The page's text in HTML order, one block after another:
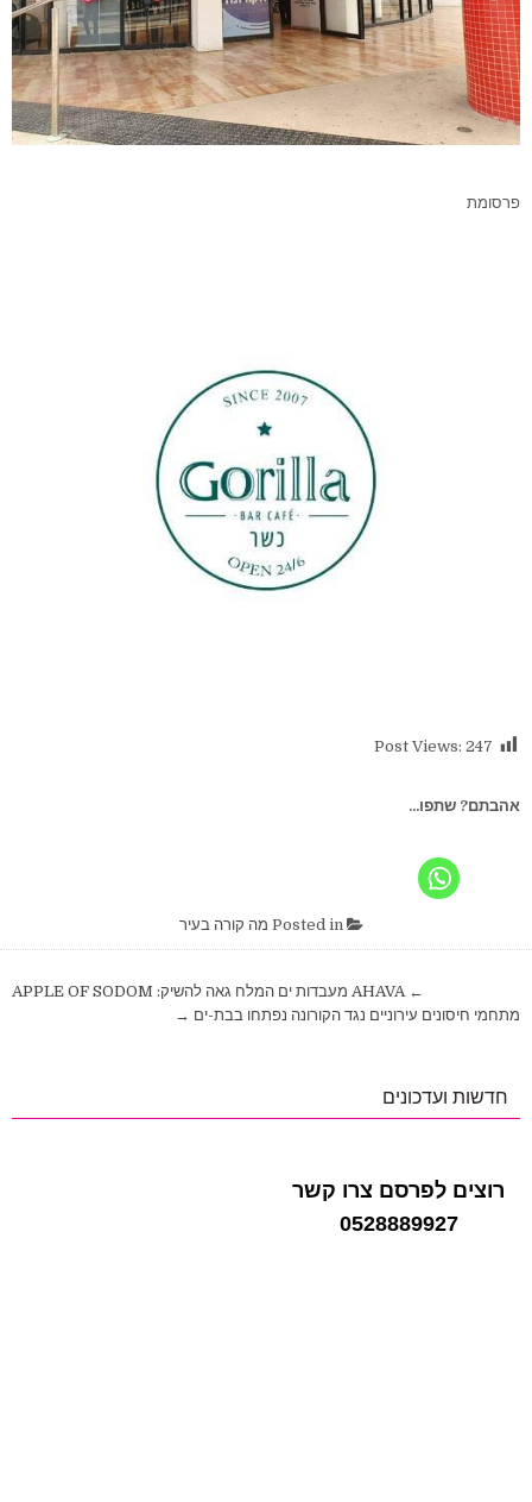
פרסומת
Post Views: 247
אהבתם? שתפו...
מה קורה בעיר
← AHAVA מעבדות ים המלח גאה להשיק: APPLE OF SODOM
מתחמי חיסונים עירוניים נגד הקורונה נפתחו בבת-ים →
חדשות ועדכונים
רוצים לפרסם צרו קשר
0528889927